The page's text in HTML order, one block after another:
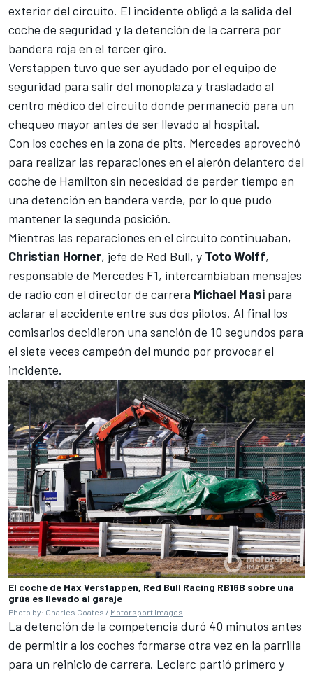
exterior del circuito. El incidente obligó a la salida del
coche de seguridad y la detención de la carrera por
bandera roja en el tercer giro.
Verstappen tuvo que ser ayudado por el equipo de
seguridad para salir del monoplaza y trasladado al
centro médico del circuito donde permaneció para un
chequeo mayor antes de ser llevado al hospital.
Con los coches en la zona de pits, Mercedes aprovechó
para realizar las reparaciones en el alerón delantero del
coche de Hamilton sin necesidad de perder tiempo en
una detención en bandera verde, por lo que pudo
mantener la segunda posición.
Mientras las reparaciones en el circuito continuaban,
Christian Horner, jefe de Red Bull, y Toto Wolff,
responsable de Mercedes F1, intercambiaban mensajes
de radio con el director de carrera Michael Masi para
aclarar el accidente entre sus dos pilotos. Al final los
comisarios decidieron una sanción de 10 segundos para
el siete veces campeón del mundo por provocar el
incidente.
El coche de Max Verstappen, Red Bull Racing RB16B sobre una
grúa es llevado al garaje
Photo by: Charles Coates / Motorsport Images
La detención de la competencia duró 40 minutos antes
de permitir a los coches formarse otra vez en la parrilla
para un reinicio de carrera. Leclerc partió primero y